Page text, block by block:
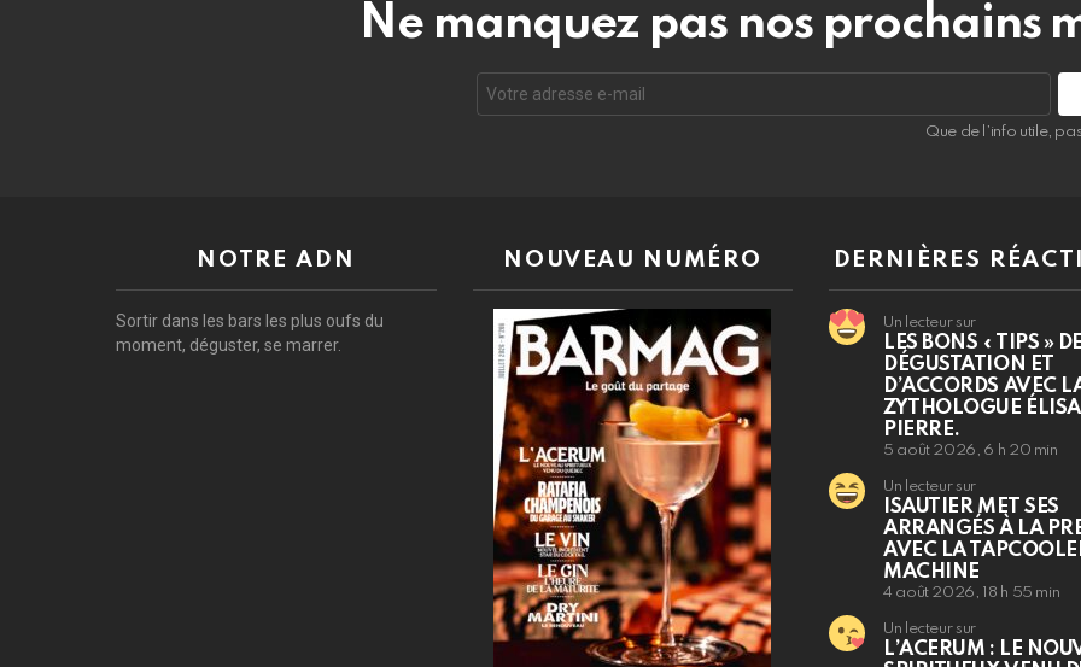
Ne manquez pas nos prochains
e-
mail
Que de l’info utile,
NOTRE ADN
Sortir dans les bars les plus oufs du
moment, déguster, se marrer.
NOUVEAU NUMÉRO DERNIÈRES
Un lecteur sur
LES BONS « TIPS » DE
DÉGUSTATION ET
D’ACCORDS AVEC
ZYTHOLOGUE
PIERRE.
5 août 2026, 6 h 20 min
Un lecteur sur
ISAUTIER MET SES
ARRANGÉS À LA
AVEC LA
MACHINE
4 août 2026, 18 h 55 min
Un lecteur sur
L’ACERUM : LE